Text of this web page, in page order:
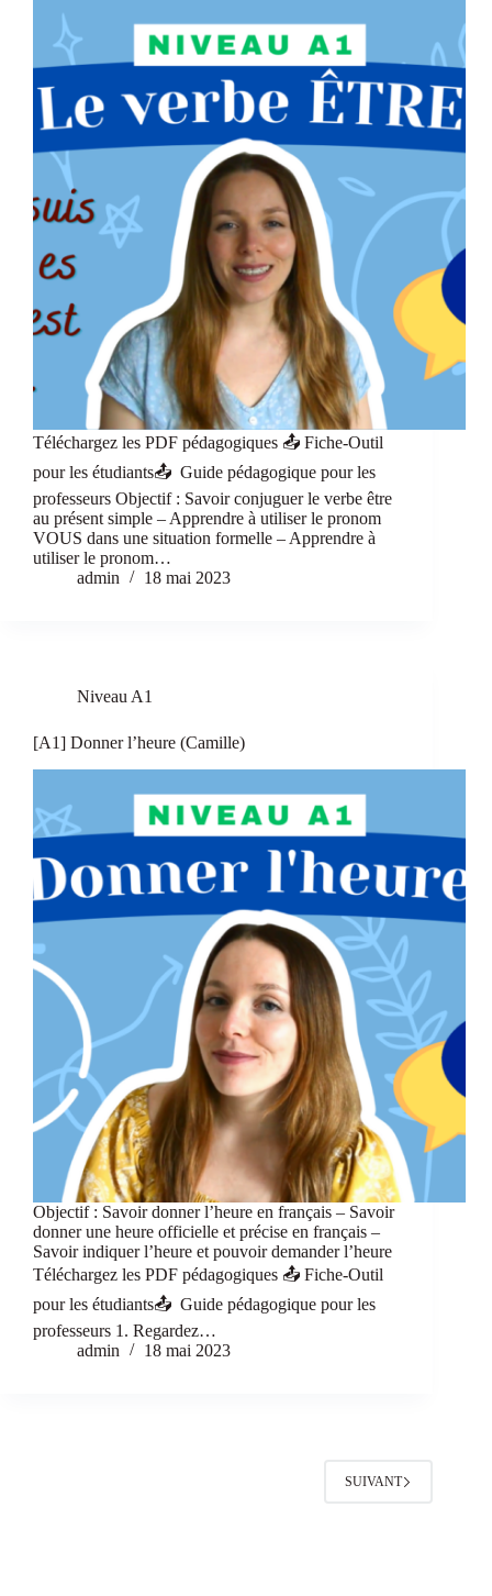
Téléchargez les PDF pédagogiques 📤 Fiche-Outil
pour les étudiants📤 Guide pédagogique pour les
professeurs Objectif : Savoir conjuguer le verbe être
au présent simple – Apprendre à utiliser le pronom
VOUS dans une situation formelle – Apprendre à
utiliser le pronom…
admin
18 mai 2023
Niveau A1
[A1] Donner l’heure (Camille)
Objectif : Savoir donner l’heure en français – Savoir
donner une heure officielle et précise en français –
Savoir indiquer l’heure et pouvoir demander l’heure
Téléchargez les PDF pédagogiques 📤 Fiche-Outil
pour les étudiants📤 Guide pédagogique pour les
professeurs 1. Regardez…
admin
18 mai 2023
SUIVANT